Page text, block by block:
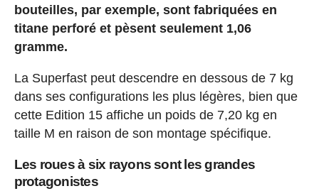
bouteilles, par exemple, sont fabriquées en
titane perforé et pèsent seulement 1,06
gramme.
La Superfast peut descendre en dessous de 7 kg
dans ses configurations les plus légères, bien que
cette Edition 15 affiche un poids de 7,20 kg en
taille M en raison de son montage spécifique.
Les roues à six rayons sont les grandes
protagonistes